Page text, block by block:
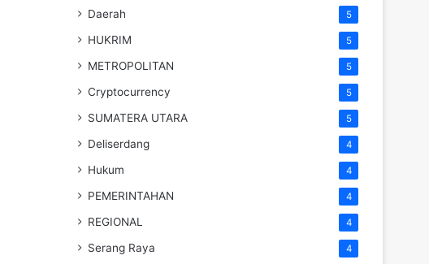
Daerah 5
HUKRIM 5
METROPOLITAN 5
Cryptocurrency 5
SUMATERA UTARA 5
Deliserdang 4
Hukum 4
PEMERINTAHAN 4
REGIONAL 4
Serang Raya 4